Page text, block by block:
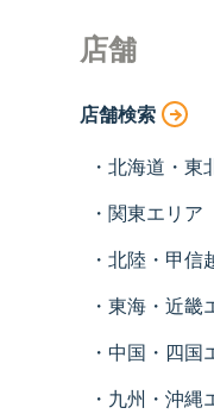
店舗
店舗検索
北海道・東
関東エリア
北陸・甲信
東海・近畿
中国・四国
九州・沖縄